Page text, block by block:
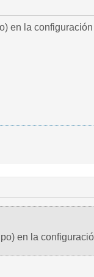
en la
en la